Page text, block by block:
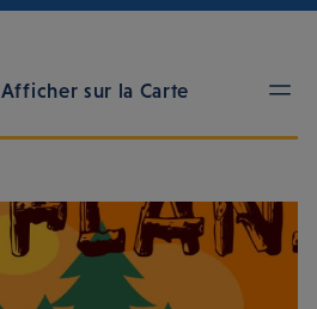
Afficher sur la Carte